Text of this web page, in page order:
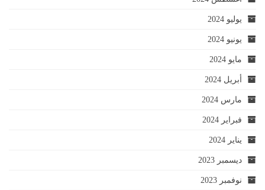
يوليو 2024
يونيو 2024
مايو 2024
أبريل 2024
مارس 2024
فبراير 2024
يناير 2024
ديسمبر 2023
نوفمبر 2023